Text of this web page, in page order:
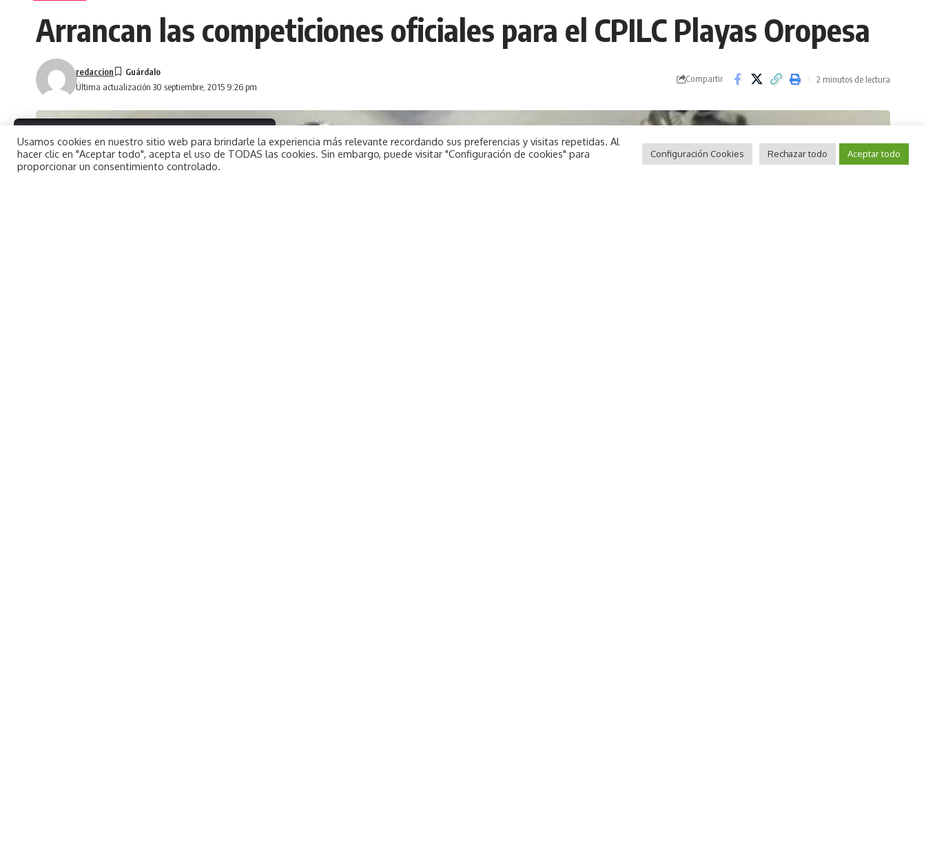
By using this site, you agree to the
Privacy Policy andTerms of Use.
Aceptar
Arrancan las competiciones oficiales para el CPILC Playas Oropesa
Última actualización 30 septiembre, 2015 9:26 pm
redaccion
Compartir 2 minutos de lectura
Usamos cookies en nuestro sitio web para brindarle la experiencia más relevante recordando sus preferencias y visitas repetidas. Al
hacer clic en "Aceptar todo", acepta el uso de TODAS las cookies. Sin embargo, puede visitar "Configuración de cookies" para
proporcionar un consentimiento controlado.
Configuración Cookies Rechazar todo Aceptar todo